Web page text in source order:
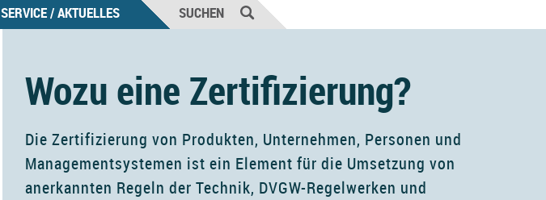
SERVICE / AKTUELLES SUCHEN
Wozu eine Zertifizierung?
Die Zertifizierung von Produkten, Unternehmen, Personen und
Managementsystemen ist ein Element für die Umsetzung von
anerkannten Regeln der Technik, DVGW-Regelwerken und